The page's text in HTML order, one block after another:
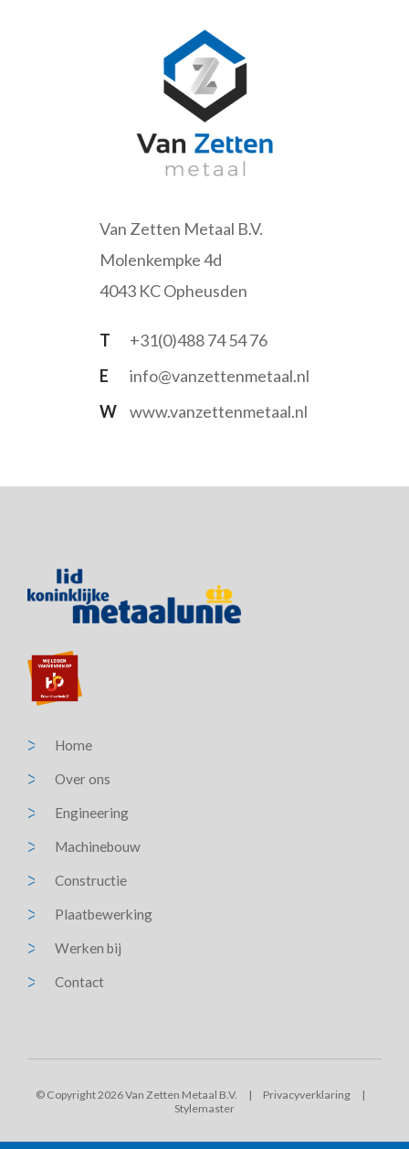
Van Zetten Metaal B.V.
Molenkempke 4d
4043 KC Opheusden
T
+31(0)488 74 54 76
E
info@vanzettenmetaal.nl
W
www.vanzettenmetaal.nl
Home
Over ons
Engineering
Machinebouw
Constructie
Plaatbewerking
Werken bij
Contact
© Copyright 2026 Van Zetten Metaal B.V. | Privacyverklaring
|
Stylemaster